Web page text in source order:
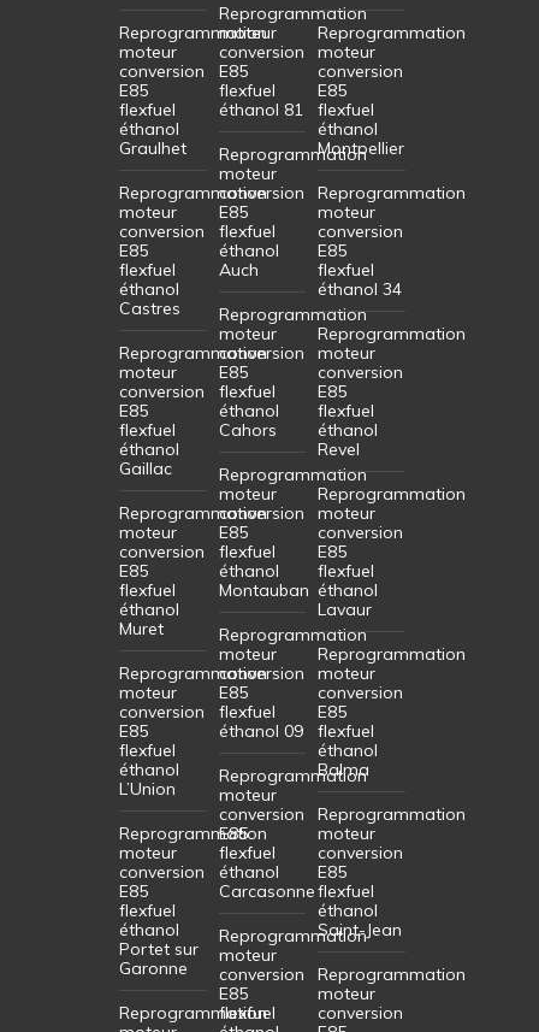
Reprogrammation
moteur
conversion
E85
flexfuel
éthanol
Graulhet
Reprogrammation
moteur
conversion
E85
flexfuel
éthanol
Castres
Reprogrammation
moteur
conversion
E85
flexfuel
éthanol
Gaillac
Reprogrammation
moteur
conversion
E85
flexfuel
éthanol
Muret
Reprogrammation
moteur
conversion
E85
flexfuel
éthanol
L’Union
Reprogrammation
moteur
conversion
E85
flexfuel
éthanol
Portet sur
Garonne
Reprogrammation
Reprogrammation
moteur
conversion
E85
flexfuel
éthanol 81
Reprogrammation
moteur
conversion
E85
flexfuel
éthanol
Auch
Reprogrammation
moteur
conversion
E85
flexfuel
éthanol
Cahors
Reprogrammation
moteur
conversion
E85
flexfuel
éthanol
Montauban
Reprogrammation
moteur
conversion
E85
flexfuel
éthanol 09
Reprogrammation
moteur
conversion
E85
flexfuel
éthanol
Carcasonne
Reprogrammation
moteur
conversion
E85
flexfuel
Reprogrammation
moteur
conversion
E85
flexfuel
éthanol
Montpellier
Reprogrammation
moteur
conversion
E85
flexfuel
éthanol 34
Reprogrammation
moteur
conversion
E85
flexfuel
éthanol
Revel
Reprogrammation
moteur
conversion
E85
flexfuel
éthanol
Lavaur
Reprogrammation
moteur
conversion
E85
flexfuel
éthanol
Balma
Reprogrammation
moteur
conversion
E85
flexfuel
éthanol
Saint-Jean
Reprogrammation
moteur
conversion